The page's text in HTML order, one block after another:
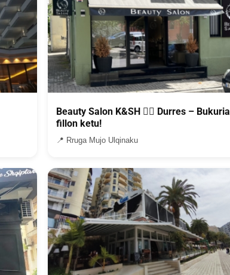
Beauty Salon K&SH 💇‍♀️ Durres – Bukuria
fillon ketu!
📍 Rruga Mujo Ulqinaku